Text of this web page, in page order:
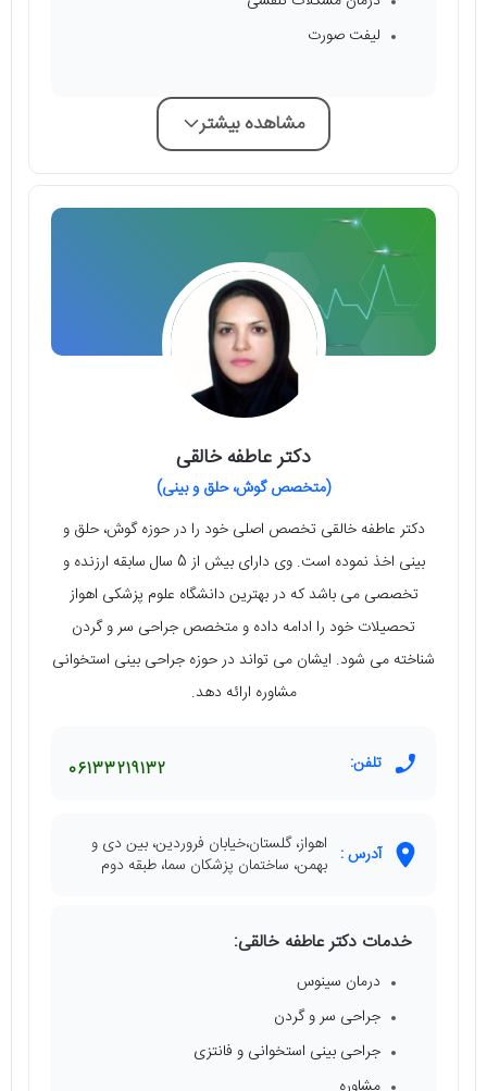
لیفت صورت
مشاهده بیشتر
دکتر عاطفه خالقی
(متخصص گوش، حلق و بینی)
دکتر عاطفه خالقی تخصص اصلی خود را در حوزه‌ گوش، حلق و
بینی اخذ نموده است. وی دارای بیش از 5 سال سابقه‌ ارزنده و
تخصصی می‌ باشد که در بهترین دانشگاه علوم پزشکی اهواز
تحصیلات خود را ادامه داده و متخصص جراحی سر و گردن
شناخته می‌ شود. ایشان می‌ تواند در حوزه‌ جراحی بینی استخوانی
مشاوره ارائه دهد.
تلفن: 06133219132
آدرس : اهواز، گلستان،خیابان فروردین، بین دی و
بهمن، ساختمان پزشکان سما، طبقه دوم
خدمات دکتر عاطفه خالقی:
درمان سینوس
جراحی سر و گردن
جراحی بینی استخوانی و فانتزی